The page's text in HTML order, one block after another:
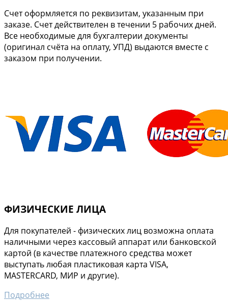
Cчет оформляется по реквизитам, указанным при
заказе. Счет действителен в течении 5 рабочих дней.
Все необходимые для бухгалтерии документы
(оригинал счёта на оплату, УПД) выдаются вместе с
заказом при получении.
ФИЗИЧЕСКИЕ ЛИЦА
Для покупателей - физических лиц возможна оплата
наличными через кассовый аппарат или банковской
картой (в качестве платежного средства может
выступать любая пластиковая карта VISA,
MASTERCARD, МИР и другие).
Подробнее